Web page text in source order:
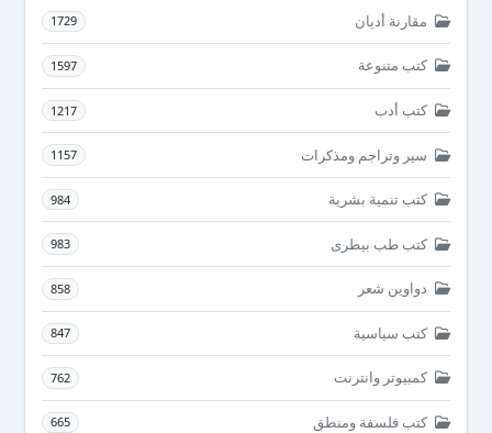
مقارنة أديان 1729
كتب متنوعة 1597
كتب أدب 1217
سير وتراجم ومذكرات 1157
كتب تنمية بشرية 984
كتب طب بيطرى 983
دواوين شعر 858
كتب سياسية 847
كمبيوتر وانترنت 762
كتب فلسفة ومنطق 665